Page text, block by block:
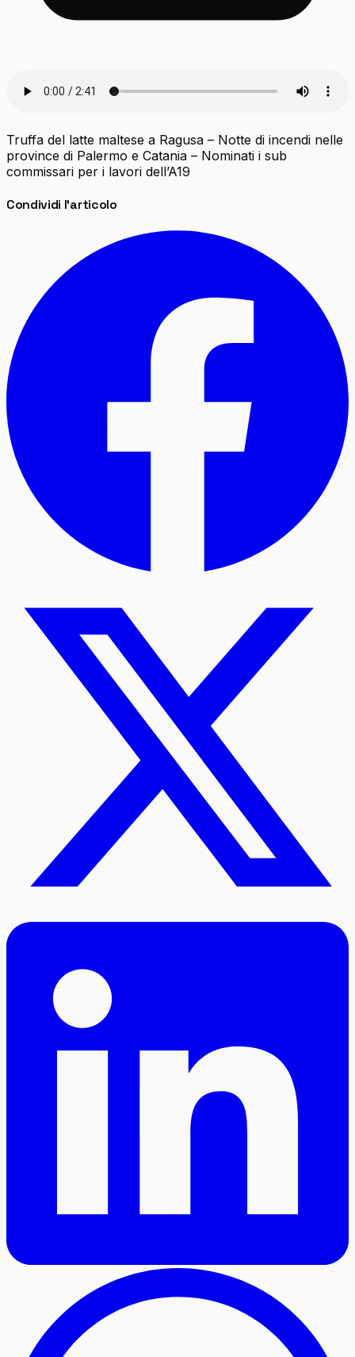
Truffa del latte maltese a Ragusa – Notte di incendi nelle
province di Palermo e Catania – Nominati i sub
commissari per i lavori dell’A19
Condividi l'articolo